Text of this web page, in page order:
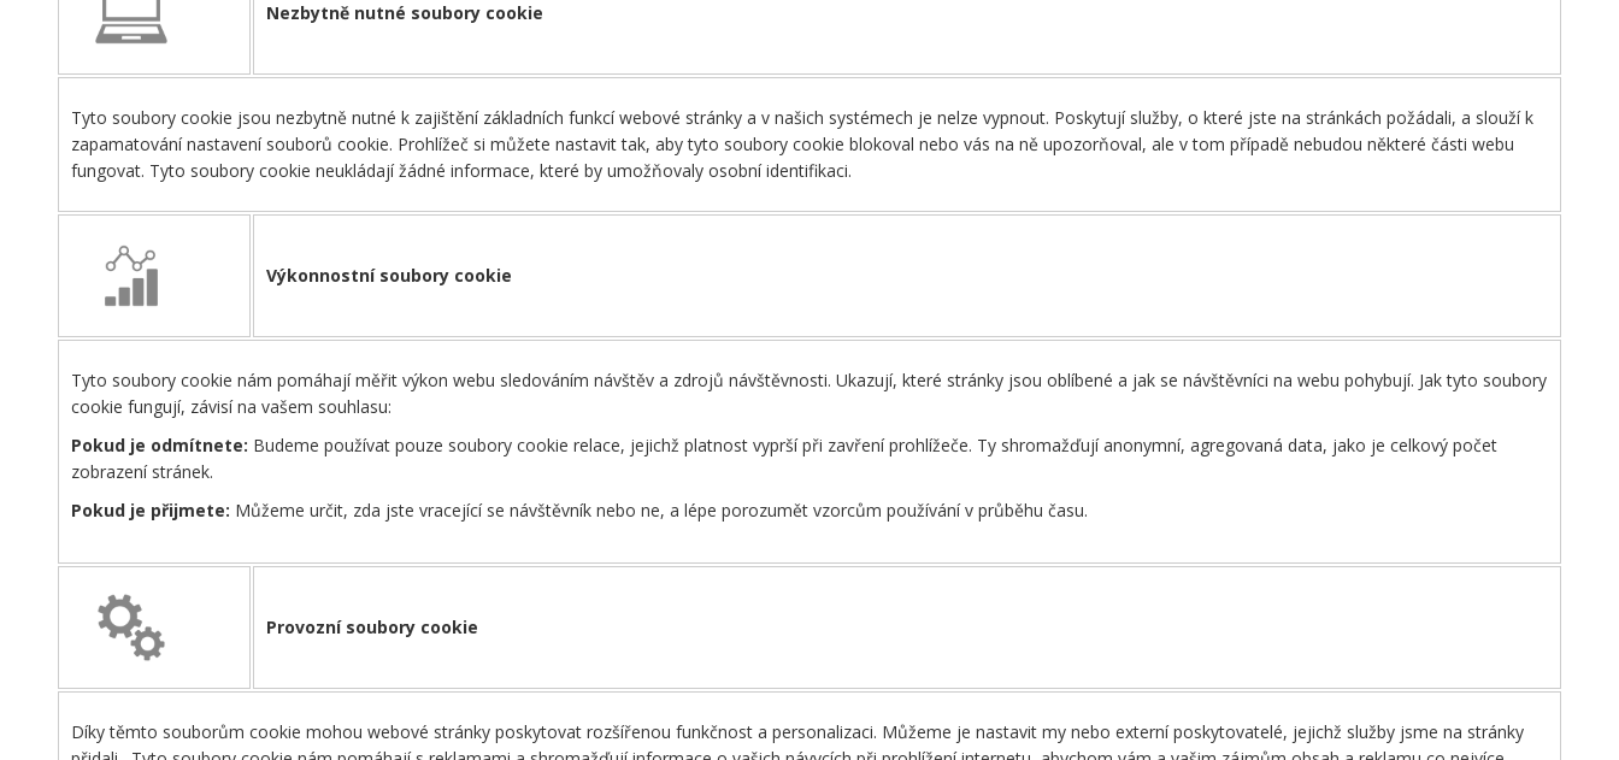
Nezbytně nutné soubory cookie
Tyto soubory cookie jsou nezbytně nutné k zajištění základních funkcí webové stránky a v našich systémech je nelze vypnout. Poskytují služby, o které jste na stránkách požádali, a slouží k
zapamatování nastavení souborů cookie. Prohlížeč si můžete nastavit tak, aby tyto soubory cookie blokoval nebo vás na ně upozorňoval, ale v tom případě nebudou některé části webu
fungovat. Tyto soubory cookie neukládají žádné informace, které by umožňovaly osobní identifikaci.
Výkonnostní soubory cookie
Tyto soubory cookie nám pomáhají měřit výkon webu sledováním návštěv a zdrojů návštěvnosti. Ukazují, které stránky jsou oblíbené a jak se návštěvníci na webu pohybují. Jak tyto soubory
cookie fungují, závisí na vašem souhlasu:
Pokud je odmítnete: Budeme používat pouze soubory cookie relace, jejichž platnost vyprší při zavření prohlížeče. Ty shromažďují anonymní, agregovaná data, jako je celkový počet
zobrazení stránek.
Pokud je přijmete: Můžeme určit, zda jste vracející se návštěvník nebo ne, a lépe porozumět vzorcům používání v průběhu času.
Provozní soubory cookie
Díky těmto souborům cookie mohou webové stránky poskytovat rozšířenou funkčnost a personalizaci. Můžeme je nastavit my nebo externí poskytovatelé, jejichž služby jsme na stránky